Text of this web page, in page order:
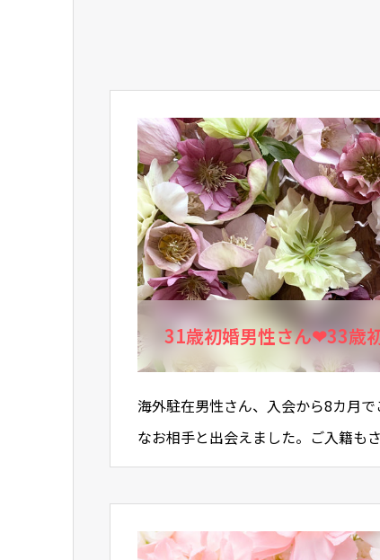
31歳初婚男性さん❤33歳
海外駐在男性さん、入会から8カ月
なお相手と出会えました。ご入籍も
います！末永くお幸せに！お忙しい